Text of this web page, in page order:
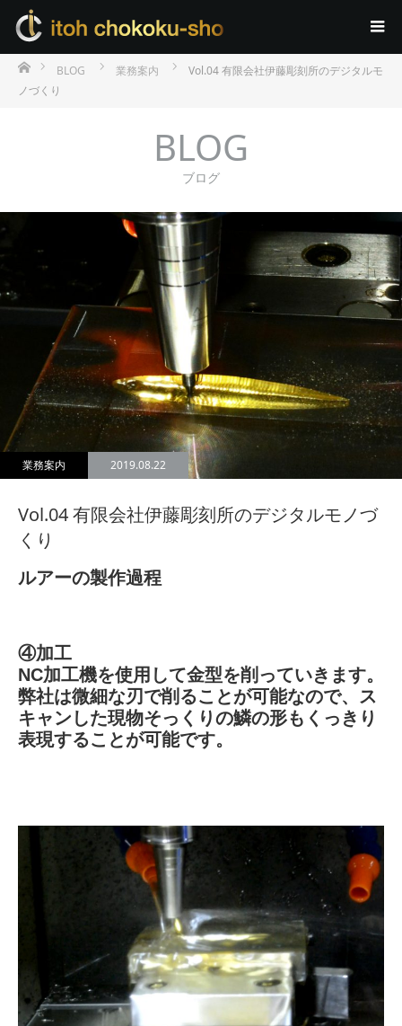
ホームBLOG 業務案内
Vol.04 有限会社伊藤彫刻所のデジタルモ
ノづくり
BLOG
ブログ
業務案内 2019.08.22
Vol.04 有限会社伊藤彫刻所のデジタルモノづ
くり
ルアーの製作過程
④加工
NC加工機を使用して金型を削っていきます。
弊社は微細な刃で削ることが可能なので、ス
キャンした現物そっくりの鱗の形もくっきり
表現することが可能です。